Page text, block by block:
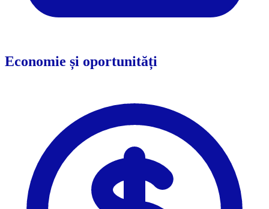
Economie și oportunități